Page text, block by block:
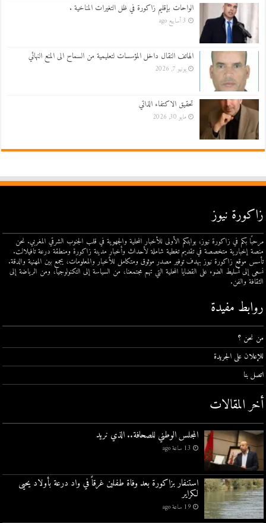
الواحات بإقليم زاكورة في ظل التغيرات المناخية .
3 أسابيع ago
الهاتف النقال داخل المؤسسات لتعليمية من السماح الى المنع النهائي
يونيو 7, 2026
تحقيق الاكتفاء الذاتي
مايو 30, 2026
زاكورة نيوز
مرحبًا بكم في زاكورة نيوز، بوابتكم الأولى للأخبار المحلية والجهوية في قلب الجنوب الشرقي المغربي. نحن
منصة إخبارية متخصصة في تقديم تغطية شاملة لأحداث وأخبار مدينة زاكورة ومنطقة درعة تافيلالت.
تأسس موقع زاكورة نيوز بهدف توفير مصدر موثوق ومتكامل للأخبار والمعلومات، يجمع بين المهنية والدقة.
نسعى إلى تسليط الضوء على القضايا المحلية التي تهم مجتمعنا، من السياسة إلى التكنولوجيا، ومن الرياضة إلى
الثقافة والفن.
روابط مفيدة
من نحن ؟
للإعلان على الجريدة
اتصل بنا
أخر المقالات
المجلس الوطني للصحافة.. الذي نريد
13 ساعة ago
استنفار بزاكورة بعد وفاة طفلين غرقاً في واد درعة بأولاد يحيى
لكراير
19 ساعة ago